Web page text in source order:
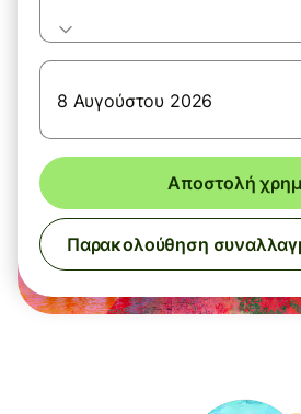
8 Αυγούστου 2026
Αποστολή
Παρακολούθηση